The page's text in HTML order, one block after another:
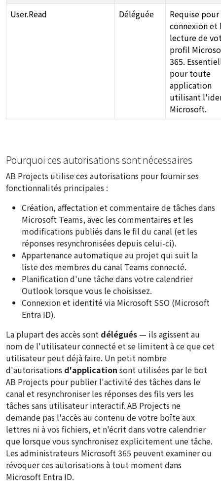
User.Read
Déléguée
Requise pour
connexion et
lecture de
profil
365.
pour toute
application
utilisant
Microsoft.
Pourquoi ces autorisations sont nécessaires
AB Projects utilise ces autorisations pour fournir ses
fonctionnalités principales :
Création, affectation et commentaire de tâches dans
Microsoft Teams, avec les commentaires et les
modifications publiés dans le fil du canal (et les
réponses resynchronisées depuis celui-ci).
Appartenance automatique au projet qui suit la
liste des membres du canal Teams connecté.
Planification d'une tâche dans votre calendrier
Outlook lorsque vous le choisissez.
Connexion et identité via Microsoft SSO (Microsoft
Entra ID).
La plupart des accès sont délégués — ils agissent au
nom de l'utilisateur connecté et se limitent à ce que cet
utilisateur peut déjà faire. Un petit nombre
d'autorisations d'application sont utilisées par le bot
AB Projects pour publier l'activité des tâches dans le
canal et resynchroniser les réponses des fils vers les
tâches sans utilisateur interactif. AB Projects ne
demande pas l'accès au contenu de votre boîte aux
lettres ni à vos fichiers, et n'écrit dans votre calendrier
que lorsque vous synchronisez explicitement une tâche.
Les administrateurs Microsoft 365 peuvent examiner ou
révoquer ces autorisations à tout moment dans
Microsoft Entra ID.